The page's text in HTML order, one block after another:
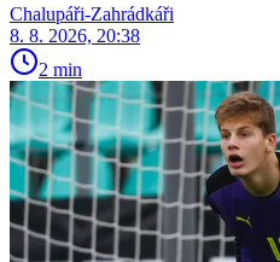
Chalupáři-Zahrádkáři
8. 8. 2026, 20:38
2 min